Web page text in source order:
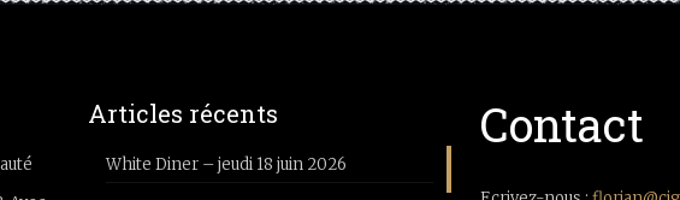
Articles récents
White Diner – jeudi 18 juin 2026
Contact